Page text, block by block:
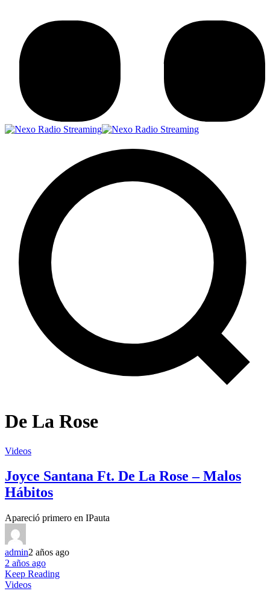
De La Rose
Videos
Joyce Santana Ft. De La Rose – Malos
Hábitos
Apareció primero en IPauta
admin2 años ago
2 años ago
Keep Reading
Videos